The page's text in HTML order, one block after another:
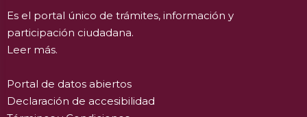
Es el portal único de trámites, información y
participación ciudadana.
Leer más.
Portal de datos abiertos
Declaración de accesibilidad